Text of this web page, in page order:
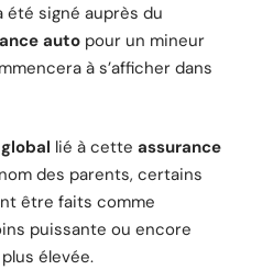
été signé auprès du
auto pour un mineur
à s’afficher dans
lié à cette assurance
des parents, certains
être faits comme
puissante ou encore
élevée.